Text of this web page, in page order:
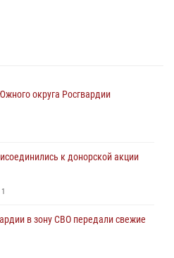
округа Росгвардии
к донорской акции
1
в зону СВО передали свежие